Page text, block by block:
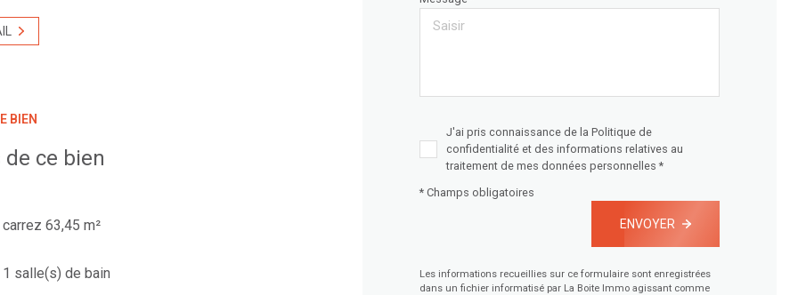
BIEN
ce bien
carrez 63,45 m²
1 salle(s) de bain
J'ai pris connaissance de la Politique de
confidentialité et des informations relatives au
traitement de mes données personnelles *
* Champs obligatoires
ENVOYER
Les informations recueillies sur ce formulaire sont enregistrées
dans un fichier informatisé par La Boite Immo agissant comme